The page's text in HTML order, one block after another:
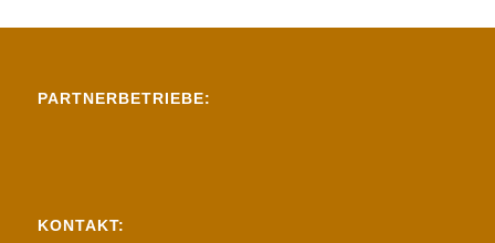
PARTNERBETRIEBE:
KONTAKT: